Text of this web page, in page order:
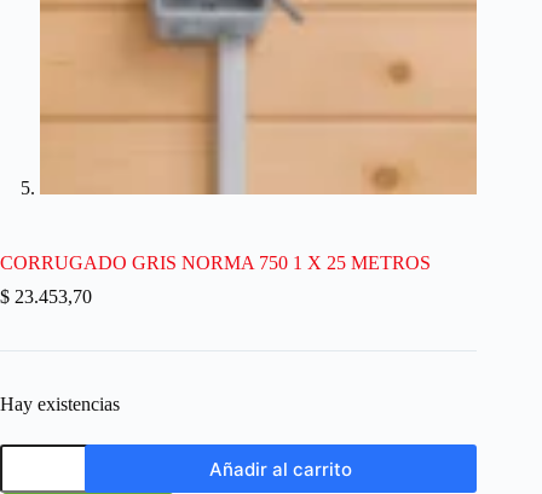
CORRUGADO GRIS NORMA 750 1 X 25 METROS
$ 23.453,70
Hay existencias
Añadir al carrito